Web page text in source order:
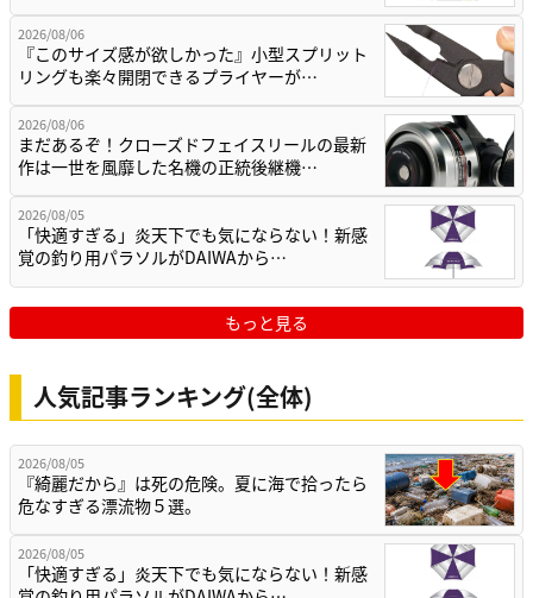
2026/08/06
『このサイズ感が欲しかった』小型スプリット
リングも楽々開閉できるプライヤーが…
2026/08/06
まだあるぞ！クローズドフェイスリールの最新
作は一世を風靡した名機の正統後継機…
2026/08/05
「快適すぎる」炎天下でも気にならない！新感
覚の釣り用パラソルがDAIWAから…
もっと見る
人気記事ランキング(全体)
2026/08/05
『綺麗だから』は死の危険。夏に海で拾ったら
危なすぎる漂流物５選。
2026/08/05
「快適すぎる」炎天下でも気にならない！新感